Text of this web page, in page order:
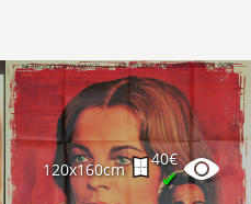
120x160cm
40€
✔